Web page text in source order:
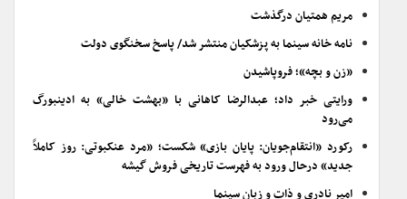
مریم همتیان درگذشت
نامه خانه سینما به پزشکیان منتشر شد/ پاسخ سخنگوی دولت
«زن و بچه»؛ فروپاشیدن
ورایتی خبر داد؛ عبدالرضا کاهانی با «بهشت خالی» به ادینبورگ
می‌رود
رکورد «انتقام‌جویان: پایان بازی» شکست؛ «مرد عنکبوتی: روز کاملاً
جدید» درحال ورود به فهرست تاریخی فروش گیشه
امیر نادری و ذات و زبان سینما